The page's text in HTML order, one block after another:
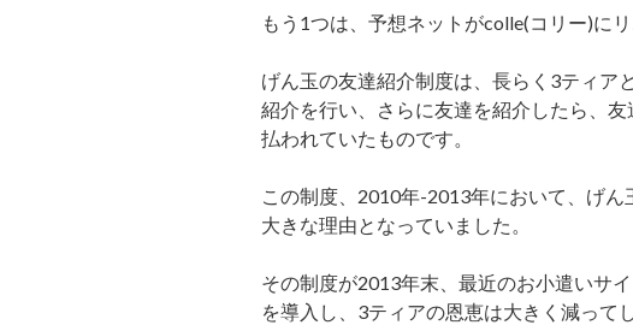
もう1つは、予想ネットがcolle(コリー)に
げん玉の友達紹介制度は、長らく3ティア
紹介を行い、さらに友達を紹介したら、
払われていたものです。
この制度、2010年-2013年において、げ
大きな理由となっていました。
その制度が2013年末、最近のお小遣いサ
を導入し、3ティアの恩恵は大きく減って